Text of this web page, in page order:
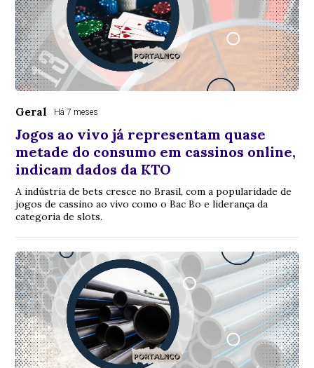
Geral Há 7 meses
Jogos ao vivo já representam quase
metade do consumo em cassinos online,
indicam dados da KTO
A indústria de bets cresce no Brasil, com a popularidade de
jogos de cassino ao vivo como o Bac Bo e liderança da
categoria de slots.